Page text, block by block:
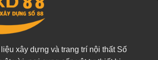
xây dựng và trang trí nội thất Số